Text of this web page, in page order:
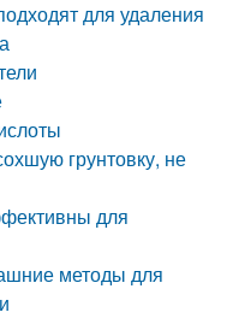
для удаления
грунтовку, не
для
методы для